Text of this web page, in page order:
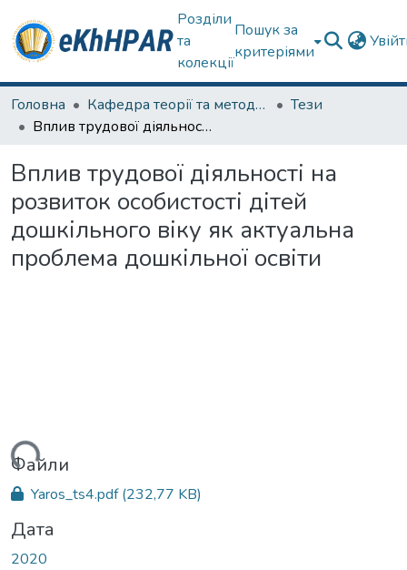
Розділи
та
колекції
Пошук за
критеріями
Головна Кафедра теорії та методик дошкільної освіти
Тези
Вплив трудової діяльності на розвиток особистості дітей дошкільного віку як актуальна проблема дошкільної освіти
Вплив трудової діяльності на
розвиток особистості дітей
дошкільного віку як актуальна
проблема дошкільної освіти
Файли
Yaros_ts4.pdf(232,77 KB)
Дата
2020